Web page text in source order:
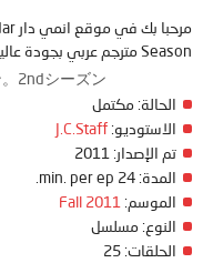
Season مترجم عربي بجودة عالية على سرفرات متعددة, مشاهدة ممتعة
。2ndシーズン
الحالة: مكتمل
الاستوديو: J.C.Staff
تم الإصدار:
المدة:
الموسم: Fall 2011
النوع: مسلسل
الحلقات: